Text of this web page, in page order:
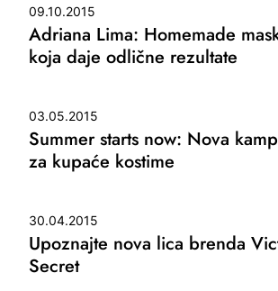
09.10.2015
Adriana Lima: Homemade
koja daje odlične rezultate
03.05.2015
Summer starts now: Nova
za kupaće kostime
30.04.2015
Upoznajte nova lica brenda
Secret